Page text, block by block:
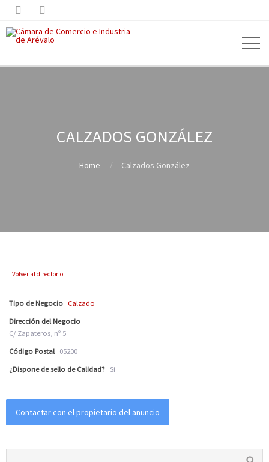
 
CALZADOS GONZÁLEZ
Home Calzados González
Volver al directorio
Tipo de Negocio Calzado
Dirección del Negocio
C/ Zapateros, nº 5
Código Postal 05200
¿Dispone de sello de Calidad? Si
Contactar con el propietario del anuncio